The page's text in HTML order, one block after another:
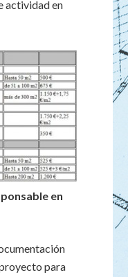
actividad en
en
para